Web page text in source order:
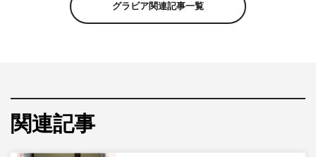
イジ」（KADOKAWA）で表紙に加えて、巻頭・巻中グラ
グラビア関連記事一覧
関連記事